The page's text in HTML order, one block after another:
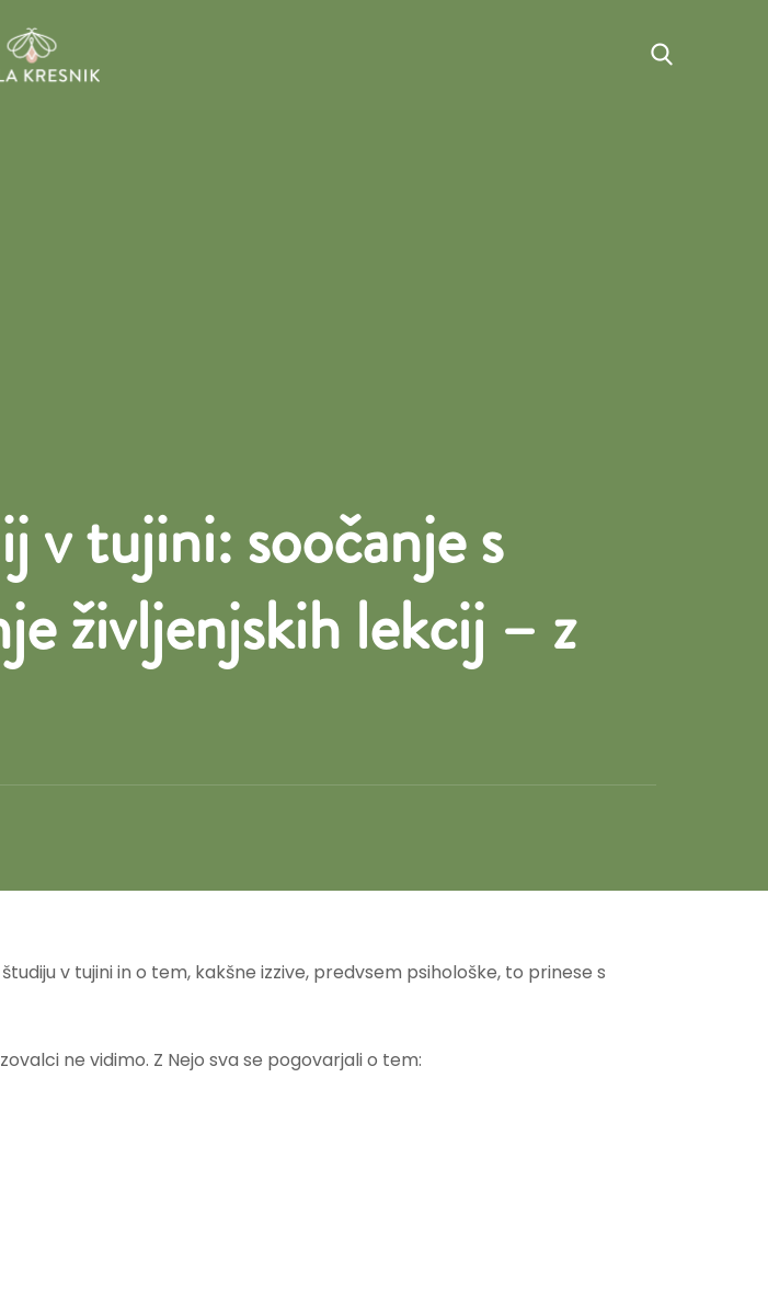
tujini: soočanje s
življenjskih lekcij – z
v tujini in o tem, kakšne izzive, predvsem psihološke, to prinese s
ne vidimo. Z Nejo sva se pogovarjali o tem: